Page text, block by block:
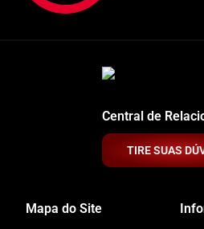
Central de
TIRE SUAS
Mapa do Site